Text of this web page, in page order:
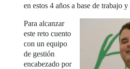
en estos 4 años a base de trabajo
Para alcanzar
este reto cuento
con un equipo
de gestión
encabezado por